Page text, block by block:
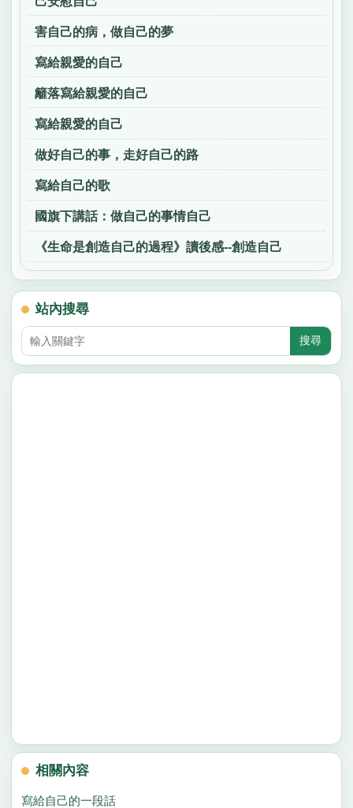
害自己的病，做自己的夢
寫給親愛的自己
籬落寫給親愛的自己
寫給親愛的自己
做好自己的事，走好自己的路
寫給自己的歌
國旗下講話：做自己的事情自己
《生命是創造自己的過程》讀後感--創造自己
站內搜尋
相關內容
寫給自己的一段話